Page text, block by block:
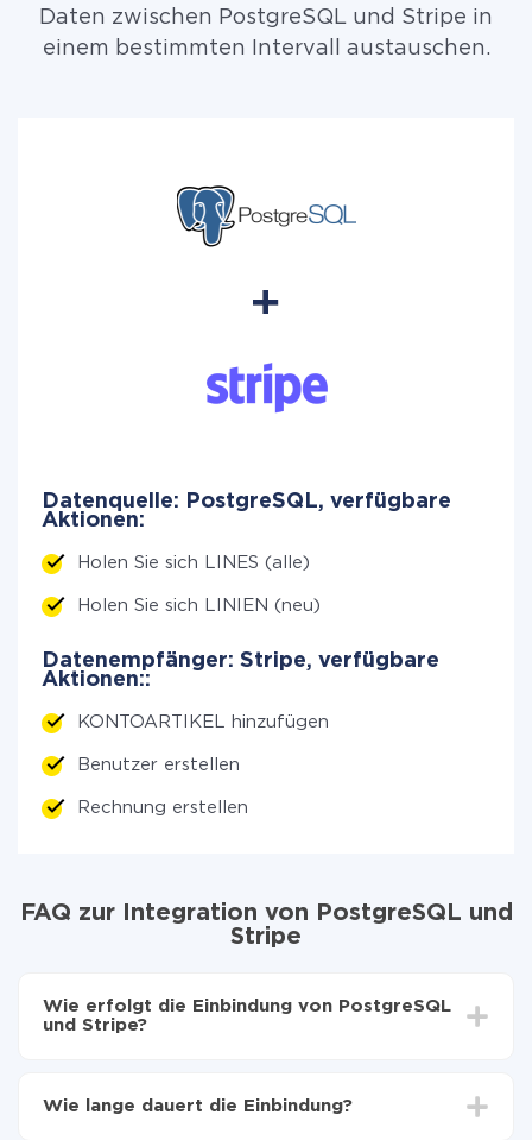
Daten zwischen PostgreSQL und Stripe in
einem bestimmten Intervall austauschen.
Datenquelle: PostgreSQL, verfügbare
Aktionen:
Holen Sie sich LINES (alle)
Holen Sie sich LINIEN (neu)
Datenempfänger: Stripe, verfügbare
Aktionen::
KONTOARTIKEL hinzufügen
Benutzer erstellen
Rechnung erstellen
FAQ zur Integration von PostgreSQL und
Stripe
Wie erfolgt die Einbindung von PostgreSQL
und Stripe?
zu übertragen
Wie lange dauert die Einbindung?